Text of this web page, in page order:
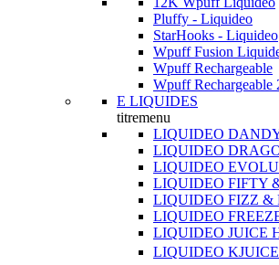
Pluffy - Liquideo
StarHooks - Liquideo
Wpuff Fusion
Wpuff Rechargeable
Wpuff Rechargeable
E LIQUIDES
titremenu
LIQUIDEO
LIQUIDEO
LIQUIDEO
LIQUIDEO FIFTY
LIQUIDEO FIZZ &
LIQUIDEO
LIQUIDEO JUICE
LIQUIDEO KJUICE